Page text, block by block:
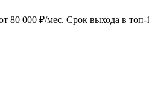
80 000 ₽/мес. Срок выхода в